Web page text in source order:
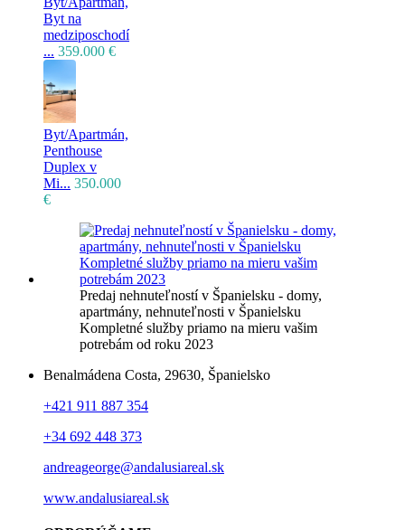
Byt na
medziposchodí
... 359.000 €
Byt/Apartmán,
Penthouse
Duplex v
Mi... 350.000
€
Predaj nehnuteľností v Španielsku - domy,
apartmány, nehnuteľnosti v Španielsku
Kompletné služby priamo na mieru vašim
potrebám od roku 2023
Benalmádena Costa, 29630, Španielsko
+421 911 887 354
+34 692 448 373
andreageorge@andalusiareal.sk
www.andalusiareal.sk